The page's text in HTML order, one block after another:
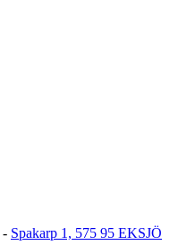
- Spakarp 1, 575 95 EKSJÖ